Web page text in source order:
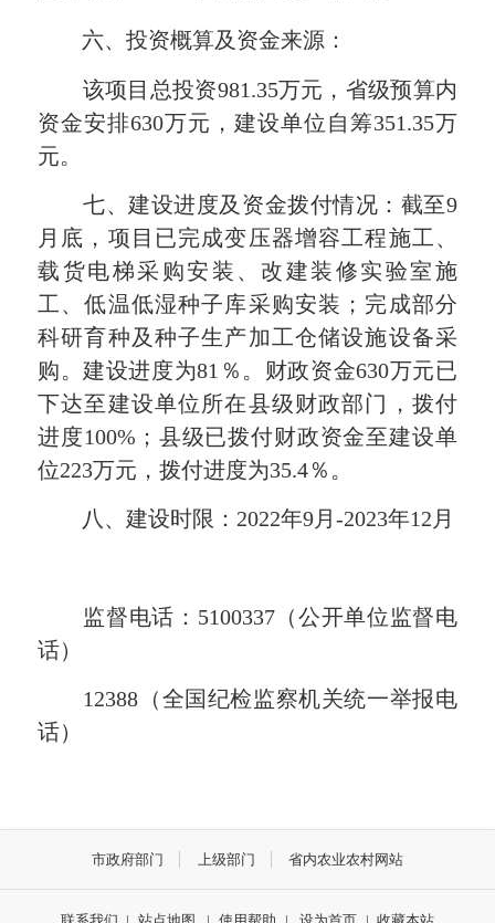
六、投资概算及资金来源：
该项目总投资981.35万元，省级预算内
资金安排630万元，建设单位自筹351.35万
元。
七、建设进度及资金拨付情况：截至9
月底，项目已完成变压器增容工程施工、
载货电梯采购安装、改建装修实验室施
工、低温低湿种子库采购安装；完成部分
科研育种及种子生产加工仓储设施设备采
购。建设进度为81％。财政资金630万元已
下达至建设单位所在县级财政部门，拨付
进度100%；县级已拨付财政资金至建设单
位223万元，拨付进度为35.4％。
八、建设时限：2022年9月-2023年12月
监督电话：5100337（公开单位监督电
话）
12388（全国纪检监察机关统一举报电
话）
市政府部门 上级部门 省内农业农村网站